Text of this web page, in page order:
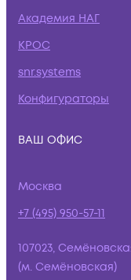
Академия НАГ
КРОС
snr.systems
Конфигураторы
ВАШ ОФИС
Москва
+7 (495) 950-57-11
107023,
(м. Семёновская)